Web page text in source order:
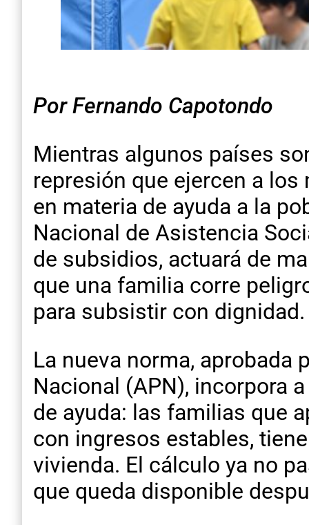
Por Fernando Capotondo
Mientras algunos países
represión que ejercen a
en materia de ayuda a la
Nacional de Asistencia
de subsidios, actuará de
que una familia corre
para subsistir con dignidad.
La nueva norma, aprobada
Nacional (APN), incorpora
de ayuda: las familias que
con ingresos estables,
vivienda. El cálculo ya no
que queda disponible